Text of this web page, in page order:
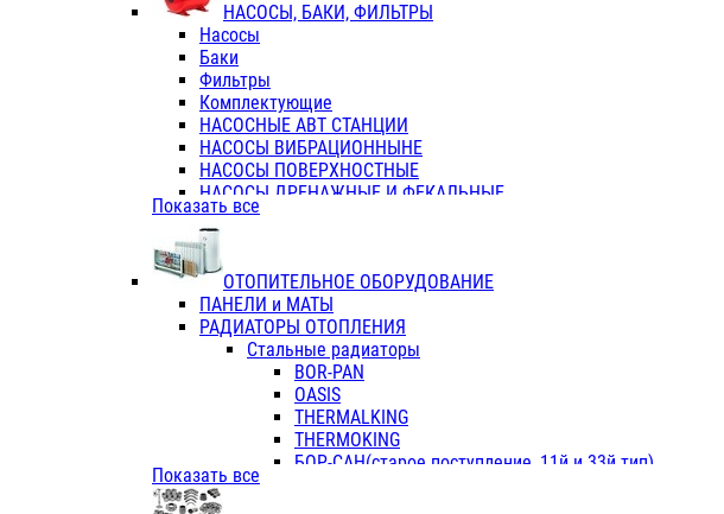
ТРОЙНИКИ ПЕРЕХОДНЫЕ / СОЕДИНИТЕЛЬНЫЕ
ТРОЙНИКИ С ВНУТРЕННЕЙ РЕЗЬБОЙ
КОЛЬЦА РЕЗИНОВЫЕ
ТРУБЫ НАПОРНЫЕ
ТРУБЫ ГОФРИРОВАННЫЕ ДВУХСЛ.
ТРУБЫ ПОЛИЭТИЛЕНОВЫЕ
НАСОСЫ, БАКИ, ФИЛЬТРЫ
Насосы
Баки
Фильтры
Комплектующие
НАСОСНЫЕ АВТ СТАНЦИИ
НАСОСЫ ВИБРАЦИОННЫНЕ
НАСОСЫ ПОВЕРХНОСТНЫЕ
НАСОСЫ ДРЕНАЖНЫЕ И ФЕКАЛЬНЫЕ
НАСОСЫ ПОВЫСИТ и ЦИРКУЛЯЦИОННЫЕ
НАСОСЫ СКВАЖИННЫЕ
Показать все
ОТОПИТЕЛЬНОЕ ОБОРУДОВАНИЕ
ПАНЕЛИ и МАТЫ
РАДИАТОРЫ ОТОПЛЕНИЯ
Стальные радиаторы
BOR-PAN
OASIS
THERMALKING
THERMOKING
БОР-САН(старое поступление, 11й и 33й тип)
Показать все